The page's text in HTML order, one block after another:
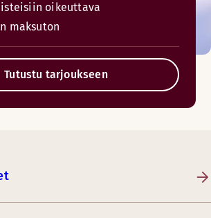
oikeuttava
maksuton
Tutustu tarjoukseen